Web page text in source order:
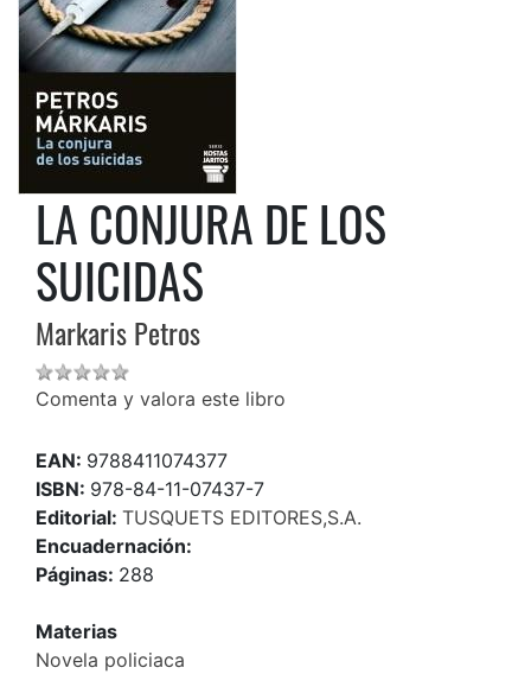
LA CONJURA DE LOS
SUICIDAS
Markaris Petros
Comenta y valora este libro
EAN: 9788411074377
ISBN: 978-84-11-07437-7
Editorial: TUSQUETS EDITORES,S.A.
Encuadernación:
Páginas: 288
Materias
Novela policiaca